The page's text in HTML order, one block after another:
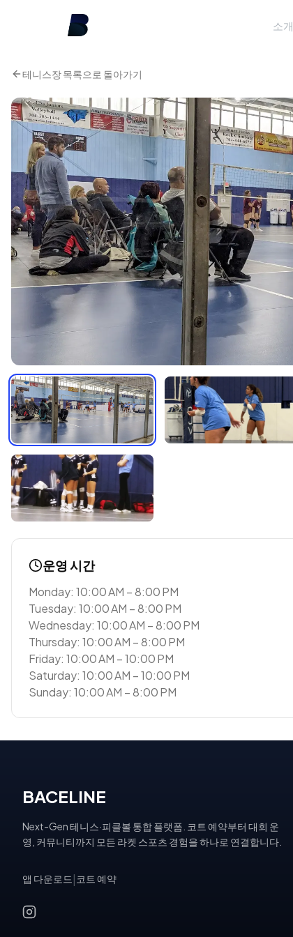
소개
테니스장 목록으로 돌아가기
운영 시간
Monday: 10:00 AM – 8:00 PM
Tuesday: 10:00 AM – 8:00 PM
Wednesday: 10:00 AM – 8:00 PM
Thursday: 10:00 AM – 8:00 PM
Friday: 10:00 AM – 10:00 PM
Saturday: 10:00 AM – 10:00 PM
Sunday: 10:00 AM – 8:00 PM
BACELINE
Next-Gen 테니스·피클볼 통합 플랫폼. 코트 예약부터 대회 운
영, 커뮤니티까지 모든 라켓 스포츠 경험을 하나로 연결합니다.
앱 다운로드 코트 예약